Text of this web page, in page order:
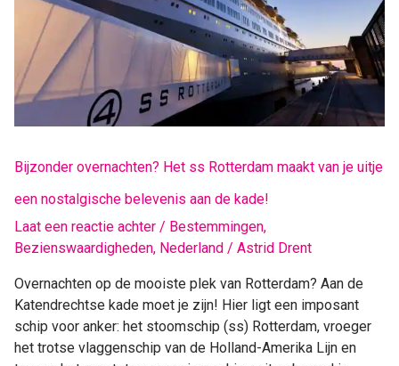
Bijzonder overnachten? Het ss Rotterdam maakt van je uitje
een nostalgische belevenis aan de kade!
Laat een reactie achter / Bestemmingen,
Bezienswaardigheden, Nederland / Astrid Drent
Overnachten op de mooiste plek van Rotterdam? Aan de
Katendrechtse kade moet je zijn! Hier ligt een imposant
schip voor anker: het stoomschip (ss) Rotterdam, vroeger
het trotse vlaggenschip van de Holland-Amerika Lijn en
uitje
een
nostalgische
belevenis
de